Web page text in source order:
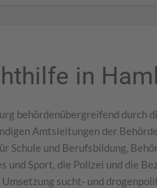
in
behördenübergreifend durch
Amtsleitungen der
Schule und Berufsbildung,
und Sport, die Polizei und die
sucht- und